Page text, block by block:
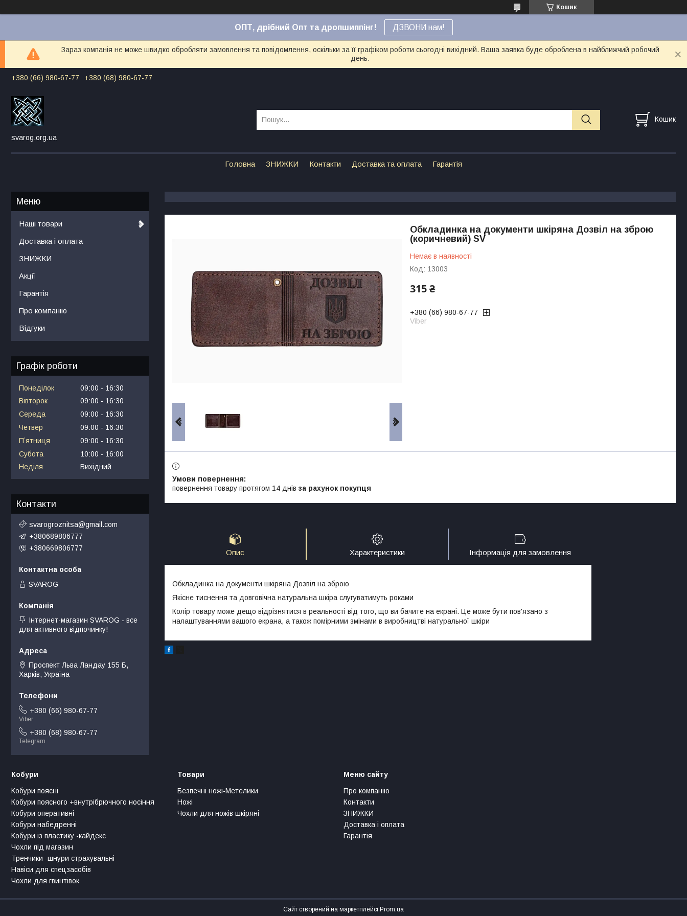
Кошик
ОПТ, дрібний Опт та дропшиппінг! ДЗВОНИ нам!
Зараз компанія не може швидко обробляти замовлення та повідомлення, оскільки за її графіком роботи сьогодні вихідний. Ваша заявка буде оброблена в найближчий робочий
день.
+380 (66) 980-67-77 +380 (68) 980-67-77
svarog.org.ua
Кошик
Головна ЗНИЖКИ Контакти Доставка та оплата Гарантія
Обкладинка на документи шкіряна Дозвіл на зброю
(коричневий) SV
Немає в наявності
Код: 13003
315 ₴
+380 (66) 980-67-77
Viber
повернення товару протягом 14 днів за рахунок покупця
Опис Характеристики Інформація для замовлення
Обкладинка на документи шкіряна Дозвіл на зброю
Якісне тиснення та довговічна натуральна шкіра слугуватимуть роками
Колір товару може дещо відрізнятися в реальності від того, що ви бачите на екрані. Це може бути пов'язано з
налаштуваннями вашого екрана, а також помірними змінами в виробництві натуральної шкіри
Наші товари
Доставка і оплата
ЗНИЖКИ
Акції
Гарантія
Про компанію
Відгуки
Графік роботи
Понеділок 09:00
16:30
Вівторок
09:00
16:30
Середа
09:00
16:30
Четвер
09:00
16:30
Пʼятниця
09:00
16:30
Субота
10:00
16:00
Неділя
Вихідний
Контакти
svarogroznitsa@gmail.com
+380689806777
+380669806777
SVAROG
Інтернет-магазин SVAROG - все
для активного відпочинку!
Проспект Льва Ландау 155 Б,
Харків, Україна
+380 (66) 980-67-77
Viber
+380 (68) 980-67-77
Telegram
Кобури
Кобури поясні
Кобури поясного +внутрібрючного носіння
Кобури оперативні
Кобури набедренні
Кобури із пластику -кайдекс
Чохли під магазин
Тренчики -шнури страхувальні
Навіси для спецзасобів
Чохли для гвинтівок
Товари
Безпечні ножі-Метелики
Ножі
Чохли для ножів шкіряні
Меню сайту
Про компанію
Контакти
ЗНИЖКИ
Доставка і оплата
Гарантія
Сайт створений на маркетплейсі Prom.ua